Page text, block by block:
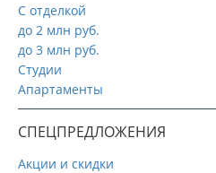
С отделкой
до 2 млн руб.
до 3 млн руб.
Студии
Апартаменты
СПЕЦПРЕДЛОЖЕНИЯ
Акции и скидки